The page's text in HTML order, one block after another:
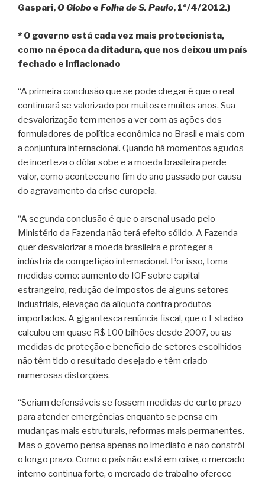
Gaspari,O Globo e Folha de S. Paulo, 1º/4/2012.)
* O governo está cada vez mais protecionista,
como na época da ditadura, que nos deixou um país
fechado e inflacionado
“A primeira conclusão que se pode chegar é que o real
continuará se valorizado por muitos e muitos anos. Sua
desvalorização tem menos a ver com as ações dos
formuladores de política econômica no Brasil e mais com
a conjuntura internacional. Quando há momentos agudos
de incerteza o dólar sobe e a moeda brasileira perde
valor, como aconteceu no fim do ano passado por causa
do agravamento da crise europeia.
“A segunda conclusão é que o arsenal usado pelo
Ministério da Fazenda não terá efeito sólido. A Fazenda
quer desvalorizar a moeda brasileira e proteger a
indústria da competição internacional. Por isso, toma
medidas como: aumento do IOF sobre capital
estrangeiro, redução de impostos de alguns setores
industriais, elevação da alíquota contra produtos
importados. A gigantesca renúncia fiscal, que o Estadão
calculou em quase R$ 100 bilhões desde 2007, ou as
medidas de proteção e benefício de setores escolhidos
não têm tido o resultado desejado e têm criado
numerosas distorções.
“Seriam defensáveis se fossem medidas de curto prazo
para atender emergências enquanto se pensa em
mudanças mais estruturais, reformas mais permanentes.
Mas o governo pensa apenas no imediato e não constrói
o longo prazo. Como o país não está em crise, o mercado
interno continua forte, o mercado de trabalho oferece